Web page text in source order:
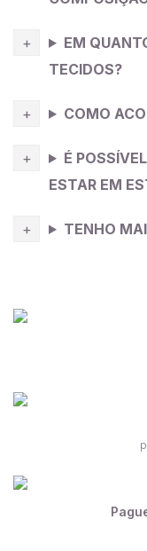
EM
TECIDOS?
COMO
É
ESTAR EM
TENHO